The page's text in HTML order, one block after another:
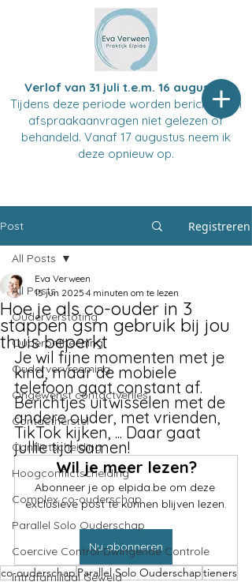
Verlof van 31 juli t.e.m. 16 augustus
Tijdens deze periode worden berichten en
afspraakaanvragen niet gelezen of
behandeld. Vanaf 17 augustus neem ik
deze opnieuw op.
Post Registreren
All Posts
Ouderverstoting
Ouderontheching
Oudervervreeming
Ongewenst contactverlies
Contactherstel
Conflictscheiding
Hoogconflictscheiding
Complex co-ouderschap
Parallel Solo Ouderschap
Coercive Control-Dwingende Controle
Intrafamiliaal Geweld
All Posts
Hoe je als co-ouder in 3
stappen gsm gebruik bij jou
thuis beperkt
Eva Verween
15 jun 2025 4 minuten om te lezen
Je wil fijne momenten met je
kind, maar de mobiele
telefoon gaat constant af.
Berichtjes uitwisselen met de
andere ouder, met vrienden,
TikTok kijken, ... Daar gaat
jullie tijd samen!
Wil je meer lezen?
Abonneer je op elpida.be om deze
exclusieve post te kunnen blijven lezen.
Nu abonneren
co-ouderschapParallel Solo Ouderschaptieners